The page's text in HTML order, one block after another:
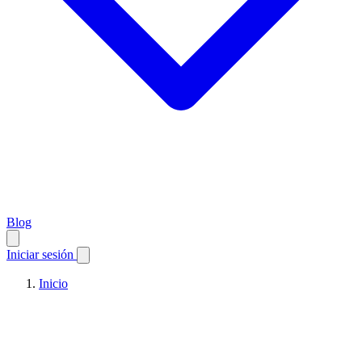
Blog
Iniciar sesión
Inicio